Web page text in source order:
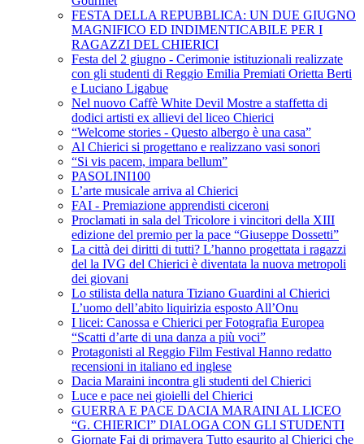
FESTA DELLA REPUBBLICA: UN DUE GIUGNO
MAGNIFICO ED INDIMENTICABILE PER I
RAGAZZI DEL CHIERICI
Festa del 2 giugno - Cerimonie istituzionali realizzate
con gli studenti di Reggio Emilia Premiati Orietta Berti
e Luciano Ligabue
Nel nuovo Caffè White Devil Mostre a staffetta di
dodici artisti ex allievi del liceo Chierici
“Welcome stories - Questo albergo è una casa”
Al Chierici si progettano e realizzano vasi sonori
“Si vis pacem, impara bellum”
PASOLINI100
L’arte musicale arriva al Chierici
FAI - Premiazione apprendisti ciceroni
Proclamati in sala del Tricolore i vincitori della XIII
edizione del premio per la pace “Giuseppe Dossetti”
La città dei diritti di tutti? L’hanno progettata i ragazzi
del la IVG del Chierici è diventata la nuova metropoli
dei giovani
Lo stilista della natura Tiziano Guardini al Chierici
L’uomo dell’abito liquirizia esposto All’Onu
I licei: Canossa e Chierici per Fotografia Europea
“Scatti d’arte di una danza a più voci”
Protagonisti al Reggio Film Festival Hanno redatto
recensioni in italiano ed inglese
Dacia Maraini incontra gli studenti del Chierici
Luce e pace nei gioielli del Chierici
GUERRA E PACE DACIA MARAINI AL LICEO
“G. CHIERICI” DIALOGA CON GLI STUDENTI
Giornate Fai di primavera Tutto esaurito al Chierici che